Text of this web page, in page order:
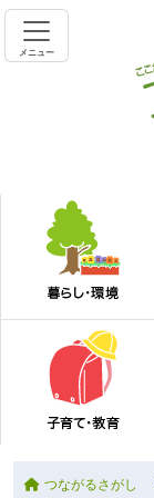
メニュー
つながるさがし